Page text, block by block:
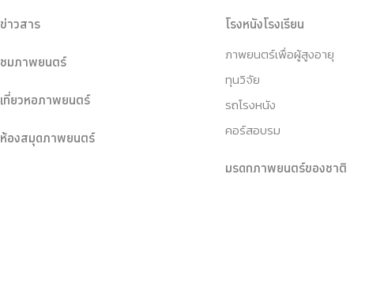
ข่าวสาร
ชมภาพยนตร์
เที่ยวหอภาพยนตร์
ห้องสมุดภาพยนตร์
โรงหนังโรงเรียน
ภาพยนตร์เพื่อผู้สูงอายุ
ทุนวิจัย
รถโรงหนัง
คอร์สอบรม
มรดกภาพยนตร์ของชาติ